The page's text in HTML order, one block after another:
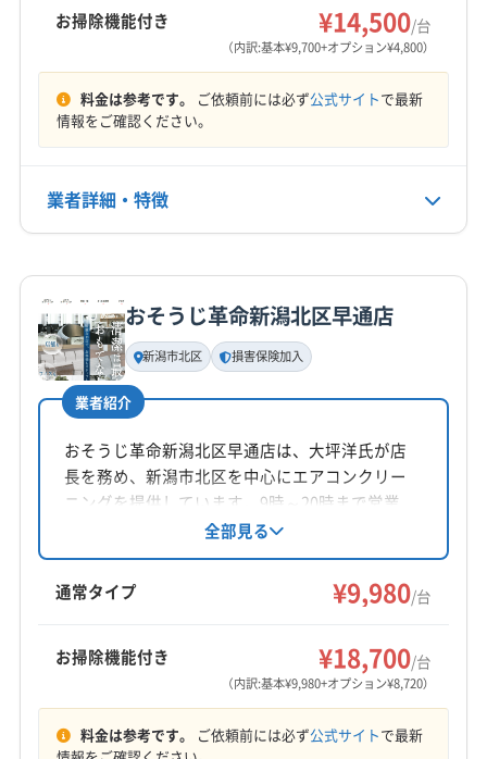
南魚沼市
柏崎市
三島郡出雲崎町
中魚沼郡津南町
南蒲原郡田上町
南魚沼郡湯沢町
北蒲原郡聖籠町
8:00〜19:00
定休日
電話番号
公式HP
公式サイトを見る
お掃除機能付き ¥14,500/台
（内訳:基本¥9,700+オプション¥4,800）
料金は参考です。 ご依頼前には必ず公式サイトで最新
情報をご確認ください。
業者詳細・特徴
基本情報
代表者名
佐藤純也
所在地
新潟県新潟市北区白新町3-9-5 NIC豊栄北内
対応地域
新潟市江南区 新潟市秋葉区
新潟市西区
新潟市中央区 新潟市東区
新潟市北区
阿賀野市
新発田市
岩船郡関川村
11:00〜18:00
おそうじ革命新潟北区早通店
新潟市北区 損害保険加入
業者紹介
おそうじ革命新潟北区早通店は、大坪洋氏が店
長を務め、新潟市北区を中心にエアコンクリー
ニングを提供しています。9時～20時まで営業、
不定休。阿賀野市など広範囲に対応していま
す。基本料金9980円から。損害保険加入済み
で、防カビ抗菌コートにも対応。丁寧な作業と
アフターフォローが魅力です。
全部見る
通常タイプ ¥9,980/台
お掃除機能付き ¥18,700/台
（内訳:基本¥9,980+オプション¥8,720）
料金は参考です。 ご依頼前には必ず公式サイトで最新